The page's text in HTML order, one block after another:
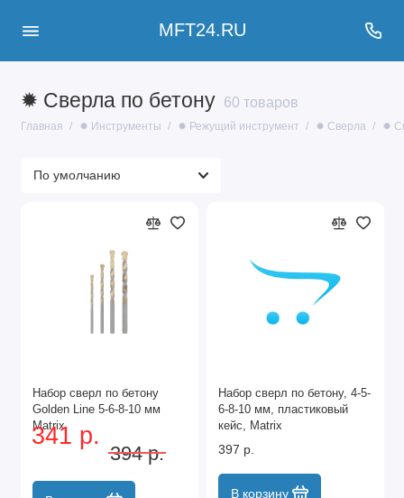
MFT24.RU
✹ Сверла по бетону 60 товаров
Главная ✹ Инструменты ✹ Режущий инструмент ✹ Сверла ✹
Набор сверл по бетону
Golden Line 5-6-8-10 мм
Matrix
341 р.
394 р.
Набор сверл по бетону, 4-5-
6-8-10 мм, пластиковый
кейс, Matrix
397 р.
В корзину